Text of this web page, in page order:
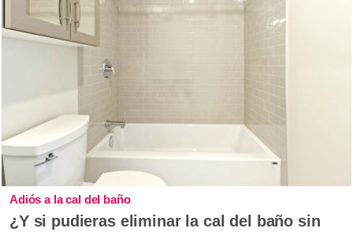
Adiós a la cal del baño
¿Y si pudieras eliminar la cal del baño sin